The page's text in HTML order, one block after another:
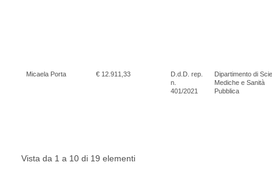
Micaela Porta € 12.911,33
D.d.D. rep.
n.
401/2021
Dipartimento di
Mediche e Sanità
Pubblica
Vista da 1 a 10 di 19 elementi